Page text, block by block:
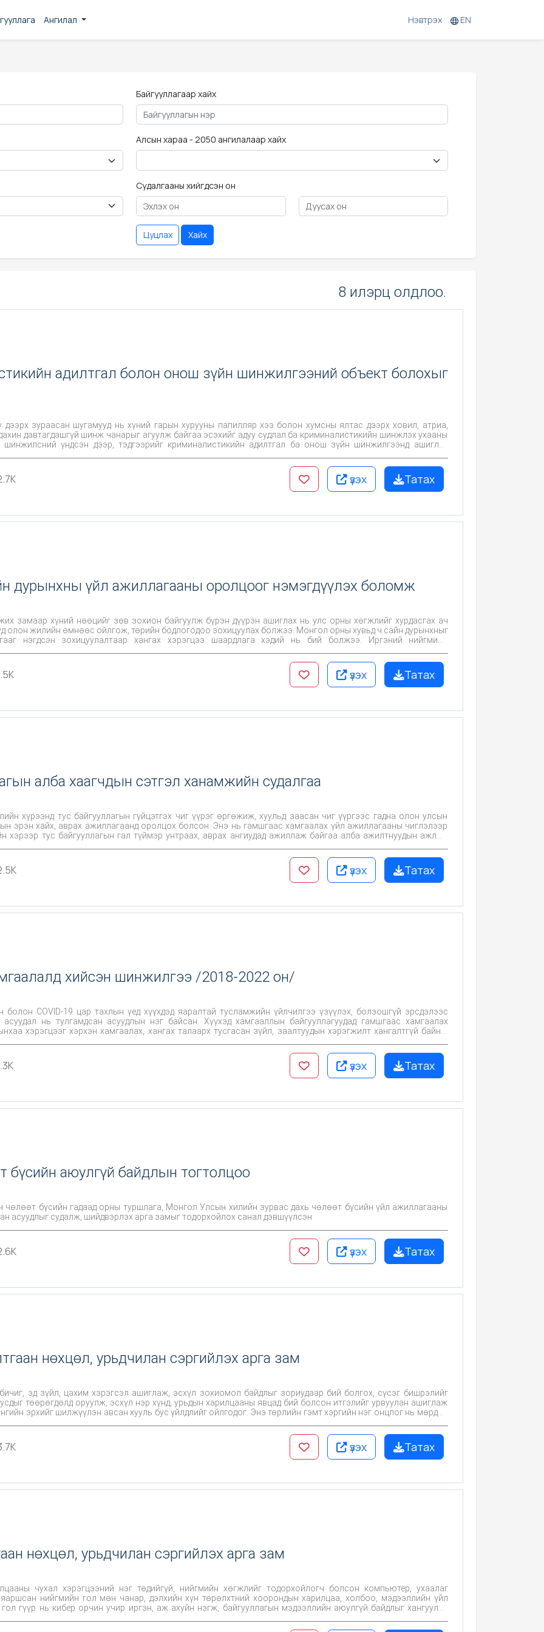
Ангилал Нэвтрэх EN
Байгууллагаар хайх
Алсын хараа - 2050 ангилалаар хайх
Судалгааны хийгдсэн он
Цуцлах Хайх
8 илэрц олдлоо.
адилтгал болон онош зүйн шинжилгээний объект болохыг
дээрх зураасан шугамууд нь хүний гарын хурууны папилляр хээ болон хумсны ялтас дээрх ховил, атриа,
давтагдашгүй шинж чанарыг агуулж байгаа эсэхийг адуу судлал ба криминалистикийн шинжлэх ухааны
үндсэн дээр, тэдгээрийг криминалистикийн адилтгал ба онош зүйн шинжилгээнд ашиглах
үзэх Татах
дурынхны үйл ажиллагааны оролцоог нэмэгдүүлэх боломж
замаар хүний нөөцийг зөв зохион байгуулж бүрэн дүүрэн ашиглах нь улс орны хөгжлийг хурдасгах ач
олон жилийн өмнөөс ойлгож, төрийн бодлогодоо зохицуулах болжээ. Монгол орны хувьд ч сайн дурынхныг
нэгдсэн зохицуулалтаар хангах хэрэгцээ шаардлага хэдий нь бий болжээ. Иргэний нийгмийн
төр, засгийн зүгээс дэмжин бодлогоо тодорхойлж, нэгдсэн удирдлагаар хангаж, үйл ажиллагаагаа
улс орны хөгжилд иргэдийн оролцоог нэмэгдүүлэх, тэдний хувь нэмрийг үнэлэх, улмаар төрийн үйлчилгээнд
хоорондоо илүү нягт хамтран ажиллах нөхцөл бүрдэх зэрэг олон давуу талтайгаас гадна сайн дурынхан
үзэх Татах
алба хаагчдын сэтгэл ханамжийн судалгаа
хүрээнд тус байгууллагын гүйцэтгэх чиг үүрэг өргөжиж, хуульд заасан чиг үүргээс гадна олон улсын
эрэн хайх, аврах ажиллагаанд оролцох болсон. Энэ нь гамшгаас хамгаалах үйл ажиллагааны чиглэлээр
тус байгууллагын гал түймэр унтраах, аврах ангиудад ажиллаж байгаа алба ажилтнуудын ажлын
сэтгэл ханамж хэр байгаа талаар тодорхойлж, дүгнэлт хийх хэрэгтэй байна гэж үзээд энэхүү судалгааг хийлээ.
үзэх Татах
хийсэн шинжилгээ /2018-2022 он/
болон COVID-19 цар тахлын үед хүүхдэд яаралтай тусламжийн үйлчилгээ үзүүлэх, болзошгүй эрсдэлээс
нэг байсан. Хүүхэд хамгааллын байгууллагуудад гамшгаас хамгаалах
хэрэгцээг хэрхэн хамгаалах, хангах талаарх тусгасан зүйл, заалтуудын хэрэгжилт хангалтгүй байна.
үзэх Татах
бүсийн аюулгүй байдлын тогтолцоо
туршлага, Монгол Улсын хилийн зурвас дахь чөлөөт бүсийн үйл ажиллагааны
асуудлыг судалж, шийдвэрлэх арга замыг тодорхойлох санал дэвшүүлсэн
үзэх Татах
нөхцөл, урьдчилан сэргийлэх арга зам
эд зүйл, цахим хэрэгсэл ашиглаж, эсхүл зохиомол байдлыг зориудаар бий болгох, сүсэг бишрэлийг
төөрөгдөлд оруулж, эсхүл нэр хүнд, урьдын харилцааны явцад бий болсон итгэлийг урвуулан ашиглаж
эрхийг шилжүүлэн авсан хууль бус үйлдлийг ойлгодог. Энэ төрлийн гэмт хэргийн нэг онцлог нь мөрдөн
Цагдаагийн ерөнхий газрын Мөрдөн байцаах албанаас 2021
хэргийн шалтгаан, нөхцөлийг тодорхойлох криминологийн судалгааны ажлыг эхлүүлэх шаардлага бий
үзэх Татах
нөхцөл, урьдчилан сэргийлэх арга зам
чухал хэрэгцээний нэг төдийгүй, нийгмийн хөгжлийг тодорхойлогч болсон компьютер, ухаалаг
гүүр нь кибер орчин учир иргэн, аж ахуйн нэгж, байгууллагын мэдээллийн аюулгүй байдлыг хангуулах